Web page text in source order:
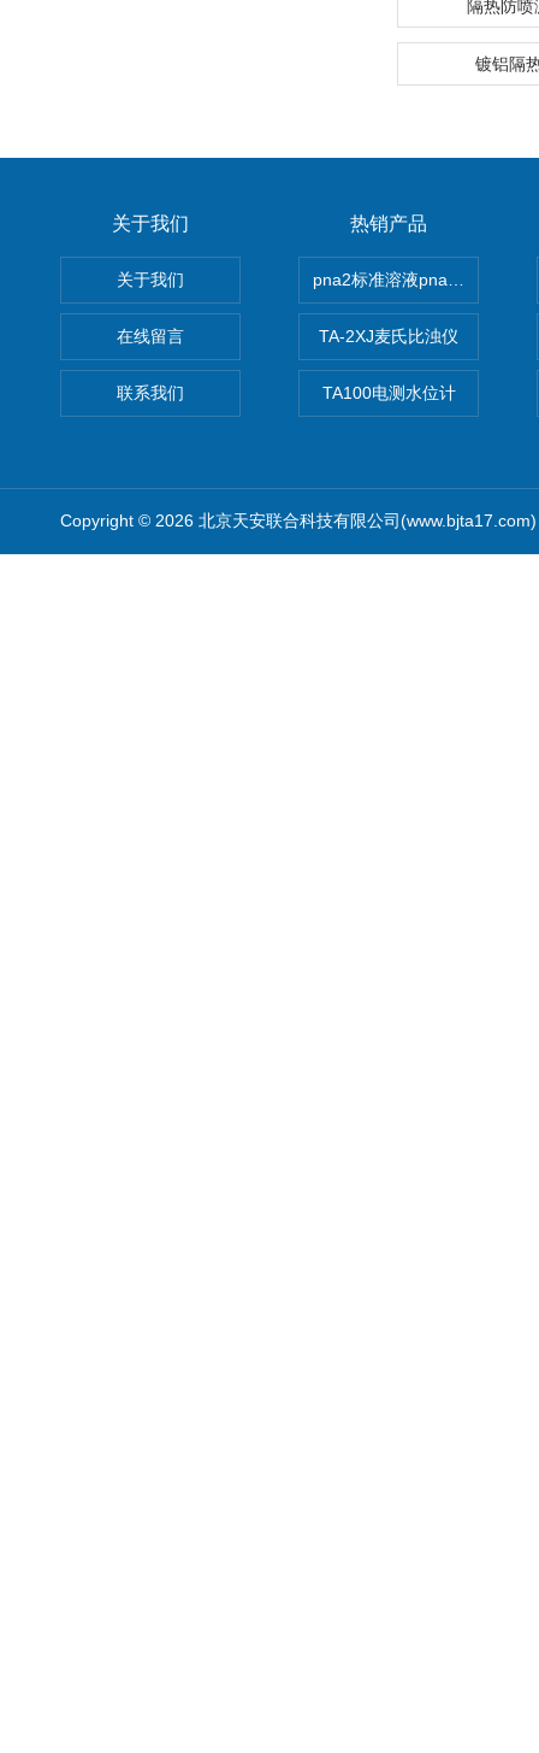
隔热防
镀铝隔
关于我们
关于我们
在线留言
联系我们
热销产品
pna2标准溶液pna3 pna4
TA-2XJ麦氏比浊仪
TA100电测水位计
Copyright © 2026 北京天安联合科技有限公司